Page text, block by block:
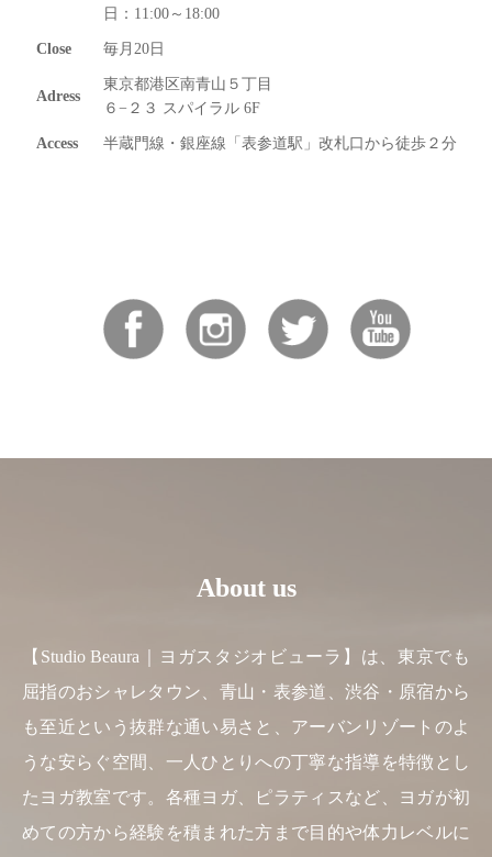
日：11:00～18:00
Close 毎月20日
Adress
東京都港区南青山５丁目
６−２３ スパイラル 6F
Access 半蔵門線・銀座線「表参道駅」改札口から徒歩２分
About us
【Studio Beaura｜ヨガスタジオビューラ】は、東京でも
屈指のおシャレタウン、青山・表参道、渋谷・原宿から
も至近という抜群な通い易さと、アーバンリゾートのよ
うな安らぐ空間、一人ひとりへの丁寧な指導を特徴とし
たヨガ教室です。各種ヨガ、ピラティスなど、ヨガが初
めての方から経験を積まれた方まで目的や体力レベルに